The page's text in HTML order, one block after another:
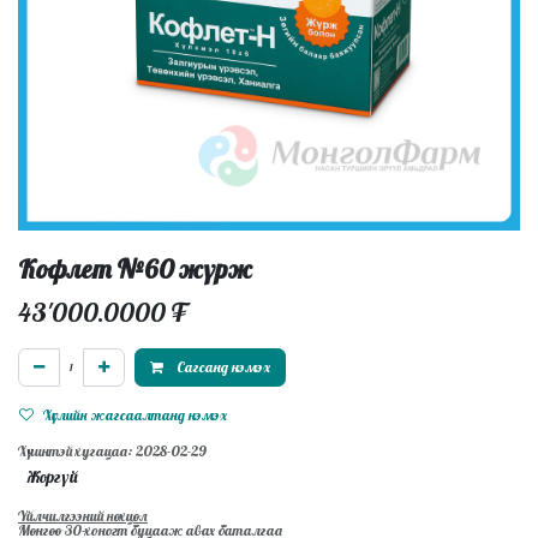
Кофлет №60 жүрж
43'000.0000₮
Сагсанд нэмэх
Хүслийн жагсаалтанд нэмэх
Хүчинтэй хугацаа: 2028-02-29
Жоргүй
Үйлчилгээний нөхцөл
Мөнгөө 30-хоногт буцааж авах баталгаа